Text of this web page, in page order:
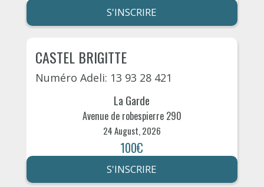
S'INSCRIRE
CASTEL BRIGITTE
Numéro Adeli: 13 93 28 421
La Garde
Avenue de robespierre 290
24 August, 2026
100€
S'INSCRIRE